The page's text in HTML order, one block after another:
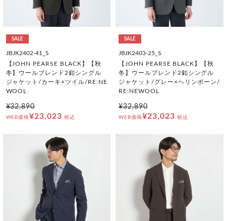
SALE
JBJK2402-41_S
【JOHN PEARSE BLACK】【秋
冬】ウールブレンド2釦シングル
ジャケット/カーキ×ツイル/RE:NE
WOOL
¥32,890
WEB価格¥23,023 税込
SALE
JBJK2403-25_S
【JOHN PEARSE BLACK】【秋
冬】ウールブレンド2釦シングル
ジャケット/グレー×ヘリンボーン/
RE:NEWOOL
¥32,890
WEB価格¥23,023 税込